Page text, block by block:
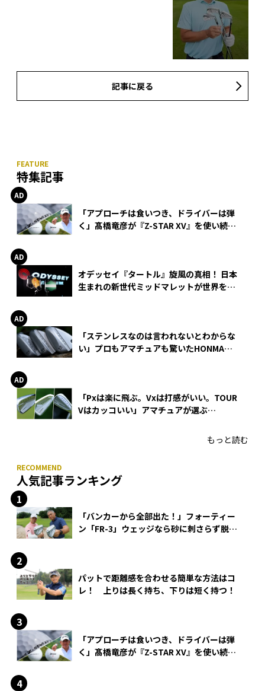
記事に戻る
特集記事
「アプローチは食いつき、ドライバーは弾
く」髙橋竜彦が『Z-STAR XV』を使い続け
オデッセイ『タートル』旋風の真相！ 日本
生まれの新世代ミッドマレットが世界を席
「ステンレスなのは言われないとわからな
い」プロもアマチュアも驚いたHONMA
「Pxは楽に飛ぶ。Vxは打感がいい。TOUR
Vはカッコいい」アマチュアが選ぶ
もっと読む
人気記事ランキング
「バンカーから全部出た！」フォーティー
ン「FR-3」ウェッジなら砂に刺さらず脱出
パットで距離感を合わせる簡単な方法はコ
レ！ 上りは長く持ち、下りは短く持つ！
「アプローチは食いつき、ドライバーは弾
く」髙橋竜彦が『Z-STAR XV』を使い続け